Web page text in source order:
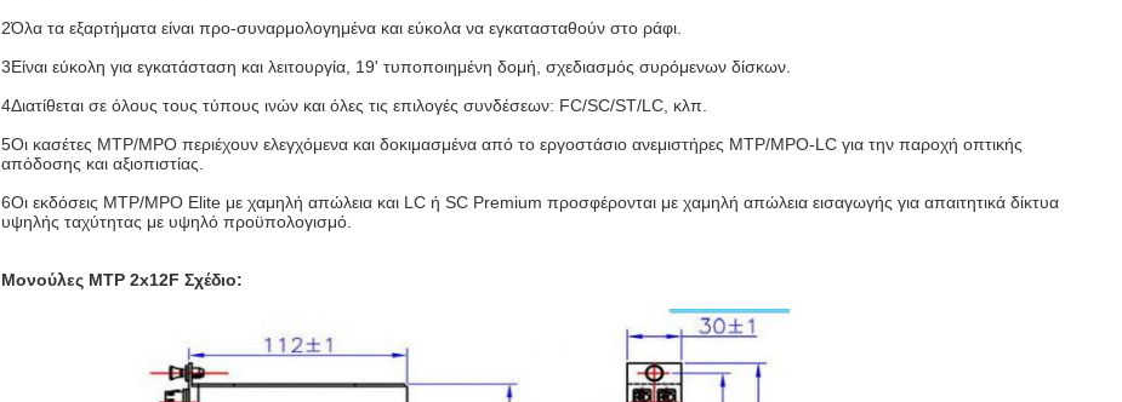
2Όλα τα εξαρτήματα είναι προ-συναρμολογημένα και εύκολα να εγκατασταθούν στο ράφι.
3Είναι εύκολη για εγκατάσταση και λειτουργία, 19' τυποποιημένη δομή, σχεδιασμός συρόμενων δίσκων.
4Διατίθεται σε όλους τους τύπους ινών και όλες τις επιλογές συνδέσεων: FC/SC/ST/LC, κλπ.
5Οι κασέτες MTP/MPO περιέχουν ελεγχόμενα και δοκιμασμένα από το εργοστάσιο ανεμιστήρες MTP/MPO-LC για την παροχή οπτικής
απόδοσης και αξιοπιστίας.
6Οι εκδόσεις MTP/MPO Elite με χαμηλή απώλεια και LC ή SC Premium προσφέρονται με χαμηλή απώλεια εισαγωγής για απαιτητικά δίκτυα
υψηλής ταχύτητας με υψηλό προϋπολογισμό.
Μονούλες MTP 2x12F Σχέδιο: